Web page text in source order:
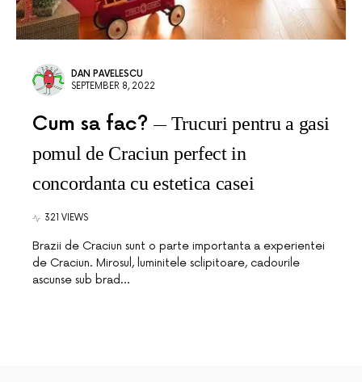
DAN PAVELESCU
SEPTEMBER 8, 2022
Cum sa fac?
Trucuri pentru a gasi
pomul de Craciun perfect in
concordanta cu estetica casei
321 VIEWS
Brazii de Craciun sunt o parte importanta a experientei
de Craciun. Mirosul, luminitele sclipitoare, cadourile
ascunse sub brad…